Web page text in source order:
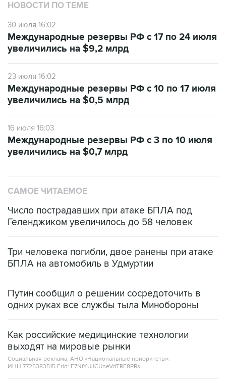
НОВОСТИ ПО ТЕМЕ
30 июля 16:02
Международные резервы РФ с 17 по 24 июля
увеличились на $9,2 млрд
23 июля 16:02
Международные резервы РФ с 10 по 17 июля
увеличились на $0,5 млрд
16 июля 16:03
Международные резервы РФ с 3 по 10 июля
увеличились на $0,7 млрд
САМОЕ ЧИТАЕМОЕ
Число пострадавших при атаке БПЛА под
Геленджиком увеличилось до 58 человек
Три человека погибли, двое ранены при атаке
БПЛА на автомобиль в Удмуртии
Путин сообщил о решении сосредоточить в
одних руках все службы тыла Минобороны
Как российские медицинские технологии
выходят на мировые рынки
Социальная реклама, АНО «Национальные приоритеты».
ИНН 7725383515 Erid: F7NfYUJCUneVdTRF8PRs